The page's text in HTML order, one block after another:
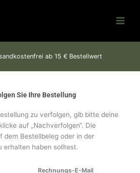
ab 15 € Bestellwert
Sie Ihre Bestellung
zu verfolgen, gib bitte deine
auf „Nachverfolgen“. Die
dem Bestellbeleg oder in der
erhalten haben solltest.
Rechnungs-E-Mail